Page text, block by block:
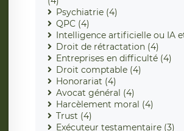
Psychiatrie (4)
QPC (4)
Intelligence artificielle ou IA
Droit de rétractation (4)
Entreprises en difficulté (4)
Droit comptable (4)
Honorariat (4)
Avocat général (4)
Harcèlement moral (4)
Trust (4)
Exécuteur testamentaire (3)